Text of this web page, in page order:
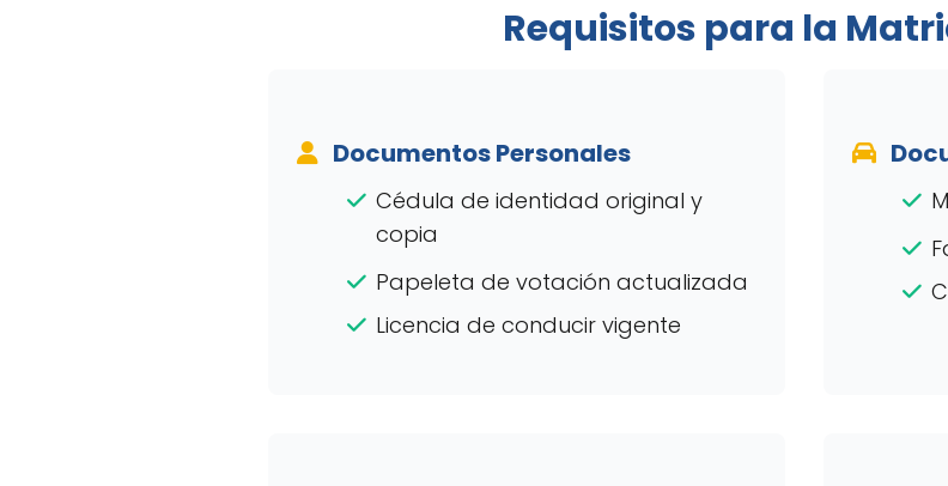
Requisitos para la
Documentos Personales
Cédula de identidad original y
copia
Papeleta de votación actualizada
Licencia de conducir vigente